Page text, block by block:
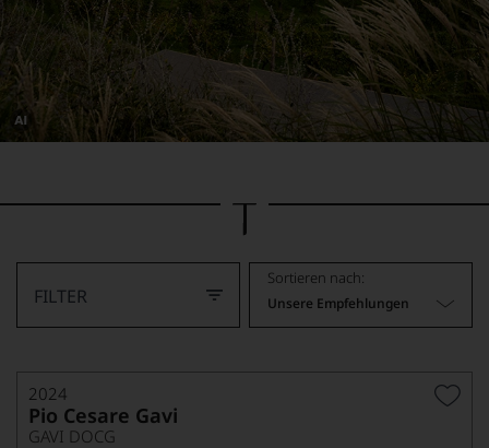
Dieses
von
FILTER
Sortieren nach:
Unsere Empfehlungen
2024
Pio Cesare Gavi
GAVI DOCG